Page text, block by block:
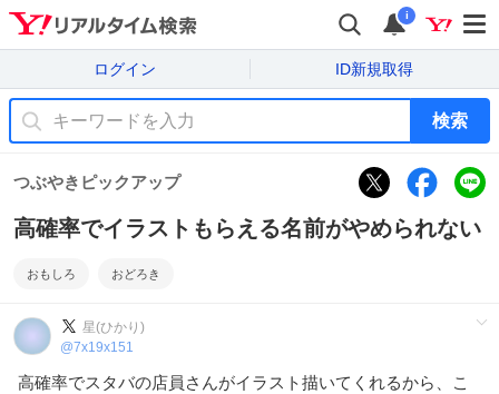
i
ログイン ID新規取得
検索
つぶやきピックアップ
高確率でイラストもらえる名前がやめられない
おもしろ おどろき
星(ひかり)
@7x19x151
高確率でスタバの店員さんがイラスト描いてくれるから、こ